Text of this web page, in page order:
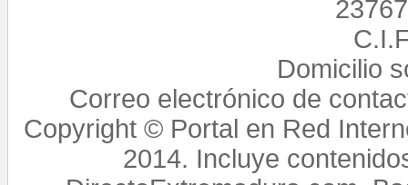
Domicilio
Correo electrónico de
Copyright © Portal en Red
2014. Incluye